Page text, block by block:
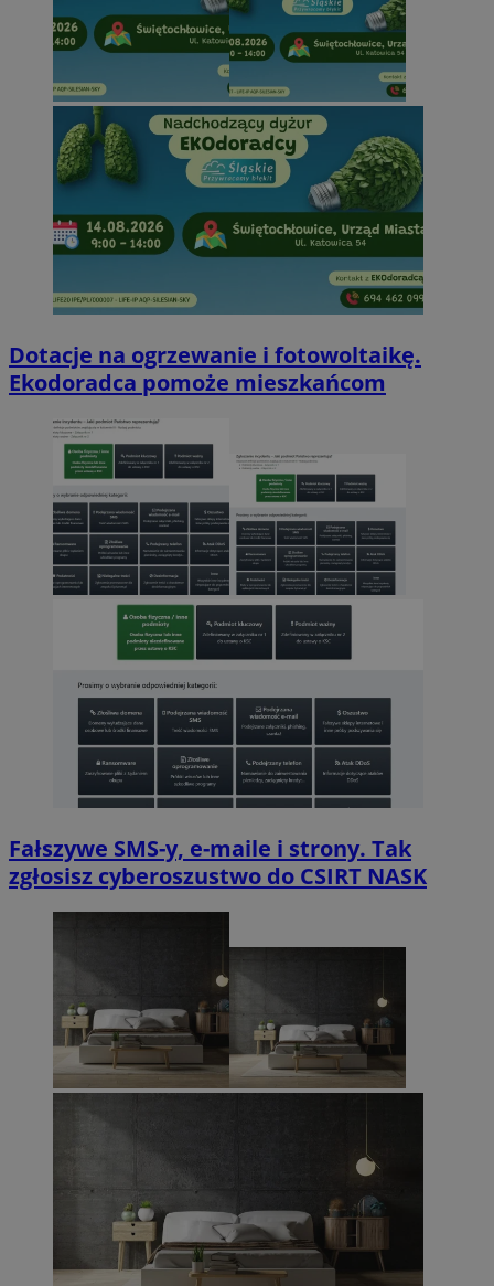
Dotacje na ogrzewanie i fotowoltaikę.
Ekodoradca pomoże mieszkańcom
Fałszywe SMS-y, e-maile i strony. Tak
zgłosisz cyberoszustwo do CSIRT NASK